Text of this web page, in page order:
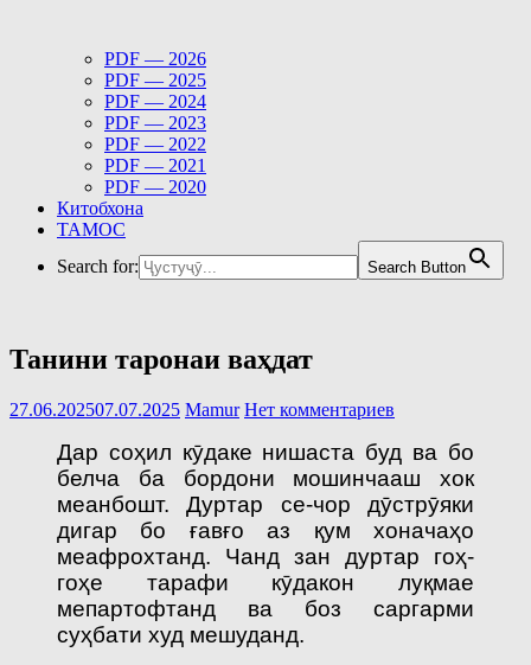
PDF — 2026
PDF — 2025
PDF — 2024
PDF — 2023
PDF — 2022
PDF — 2021
PDF — 2020
Китобхона
ТАМОС
Search for:
Search Button
Танини таронаи ваҳдат
27.06.202507.07.2025 Mamur Нет комментариев
Дар соҳил кӯдаке нишаста буд ва бо
белча ба бордони мошинчааш хок
меанбошт. Дуртар се-чор дӯстрӯяки
дигар бо ғавғо аз қум хоначаҳо
меафрохтанд. Чанд зан дуртар гоҳ-
гоҳе тарафи кӯдакон луқмае
мепартофтанд ва боз саргарми
суҳбати худ мешуданд.